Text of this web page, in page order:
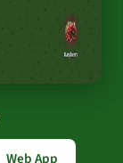
Web App